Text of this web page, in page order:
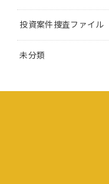
投資案件捜査ファイル
未分類